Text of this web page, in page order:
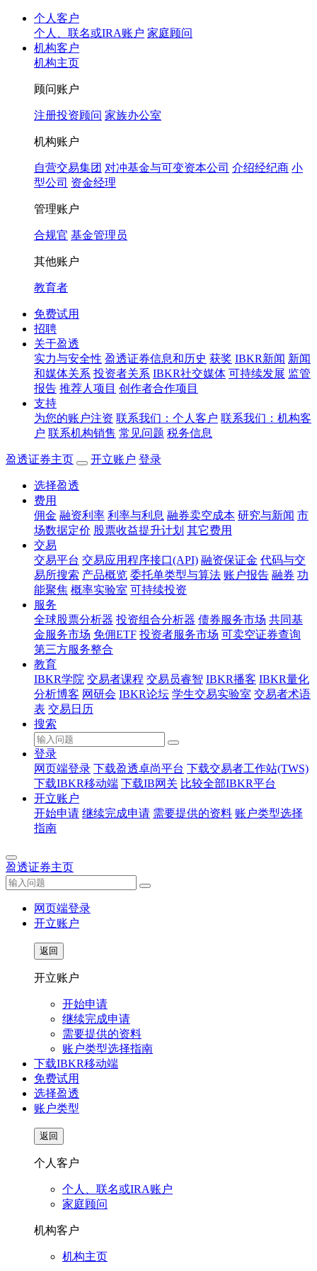
个人客户
个人、联名或IRA账户 家庭顾问
机构客户
机构主页
顾问账户
注册投资顾问 家族办公室
机构账户
自营交易集团 对冲基金与可变资本公司 介绍经纪商 小
型公司 资金经理
管理账户
合规官 基金管理员
其他账户
教育者
免费试用
招聘
关于盈透
实力与安全性 盈透证券信息和历史 获奖 IBKR新闻 新闻
和媒体关系 投资者关系 IBKR社交媒体 可持续发展 监管
报告 推荐人项目 创作者合作项目
支持
为您的账户注资 联系我们：个人客户 联系我们：机构客
户 联系机构销售 常见问题 税务信息
盈透证券主页 开立账户 登录
选择盈透
费用
佣金 融资利率 利率与利息 融券卖空成本 研究与新闻 市
场数据定价 股票收益提升计划 其它费用
交易
交易平台 交易应用程序接口(API) 融资保证金 代码与交
易所搜索 产品概览 委托单类型与算法 账户报告 融券 功
能聚焦 概率实验室 可持续投资
服务
全球股票分析器 投资组合分析器 债券服务市场 共同基
金服务市场 免佣ETF 投资者服务市场 可卖空证券查询
第三方服务整合
教育
IBKR学院 交易者课程 交易员睿智 IBKR播客 IBKR量化
分析博客 网研会 IBKR论坛 学生交易实验室 交易者术语
表 交易日历
搜索
登录
网页端登录 下载盈透卓尚平台 下载交易者工作站(TWS)
下载IBKR移动端 下载IB网关 比较全部IBKR平台
开立账户
开始申请 继续完成申请 需要提供的资料 账户类型选择
指南
盈透证券主页
网页端登录
开立账户
返回
开立账户
开始申请
继续完成申请
需要提供的资料
账户类型选择指南
下载IBKR移动端
免费试用
选择盈透
账户类型
返回
个人客户
个人、联名或IRA账户
家庭顾问
机构客户
机构主页